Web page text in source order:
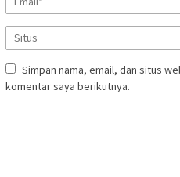
Simpan nama, email, dan situs
komentar saya berikutnya.